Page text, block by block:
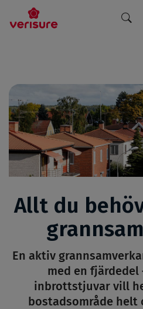
Allt du
En aktiv
med en fjärdedel
inbrottstjuvar vill
bostadsområde helt